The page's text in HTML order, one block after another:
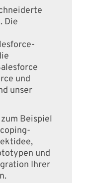
Die
und
unser
Beispiel
und
Ihrer